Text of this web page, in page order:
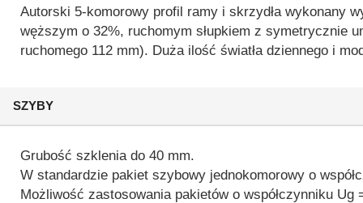
SZYBY
Grubość szklenia do 40 mm.
W standardzie pakiet szybowy jednokomorowy o
Możliwość zastosowania pakietów o współczynniku Ug
Autorski 5-komorowy profil ramy i skrzydła wykonany
węższym o 32%, ruchomym słupkiem z symetrycznie
ruchomego 112 mm). Duża ilość światła dziennego i